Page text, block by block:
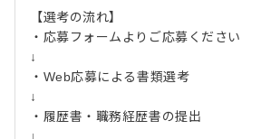
【選考の流れ】
・応募フォームよりご応募ください
↓
・Web応募による書類選考
↓
・履歴書・職務経歴書の提出